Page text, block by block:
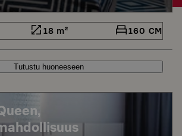
18 m² 160 CM
Tutustu huoneeseen